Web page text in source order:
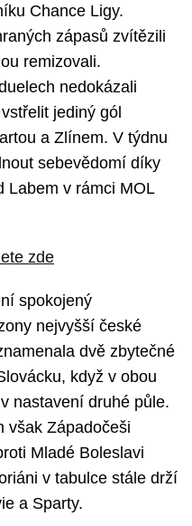
Chance Ligy.
zápasů zvítězili
remizovali.
nedokázali
jediný gól
a Zlínem. V týdnu
sebevědomí díky
Labem v rámci MOL
zde
spokojený
nejvyšší české
dvě zbytečné
když v obou
nastavení druhé půle.
však Západočeši
Mladé Boleslavi
v tabulce stále drží
a Sparty.